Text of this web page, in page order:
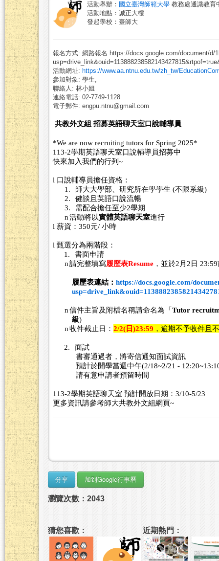
活動舉辦： 國立臺灣師範大學 教務處通識教育
活動地點：誠正大樓
發起學校：臺師大
報名方式: 網路報名 https://docs.google.com/document/d/
活動網址: https://www.aa.ntnu.edu.tw/zh_tw/
參加對象: 學生,
聯絡人: 林小姐
連絡電話: 02-7749-1128
電子郵件: engpu.ntnu@gmail.com
共教外文組 招募英語聊天室口說輔導員
*We are now recruiting tutors for Spring 2025*
113-2學期英語聊天室口說輔導員招募中
快來加入我們的行列 ~
l 口說輔導員擔任資格：
1.
師大大學部、研究所在學學生 (不限系級)
2.
健談且英語口說流暢
3.
需配合擔任至少2學期
n活動將以實體英語聊天室進行
l 薪資： 350元/ 小時
l 甄選分為兩階段：
1.
書面申請
n請完整填寫履歷表Resume，並於2 月 2日 23:59
履歷表連結： https://docs.google.com/
n信件主旨及附檔名稱請命名為「Tutor
級)
n收件截止日： 2/2(日)23:59 ，逾期不予收件且
2.
面試
書審通過者，將寄信通知面試資訊
預計於開學當週中午(2/18~2/21 -
請有意申請者預留時間
113-2學期英語聊天室 預計開放日期： 3/10-5/23
更多資訊請參考師大共教外文組網頁~
瀏覽次數：2043
猜您喜歡： 近期熱門：